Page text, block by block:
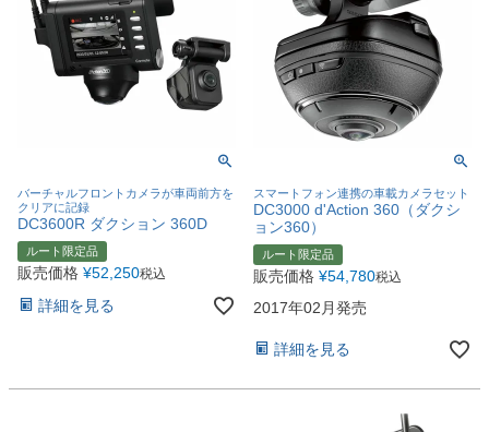
バーチャルフロントカメラが車両前方を
クリアに記録
DC3600R ダクション 360D
ルート限定品
販売価格 ¥52,250税込
詳細を見る
スマートフォン連携の車載カメラセット
DC3000 d'Action 360（ダクシ
ョン360）
ルート限定品
販売価格 ¥54,780税込
2017年02月発売
詳細を見る